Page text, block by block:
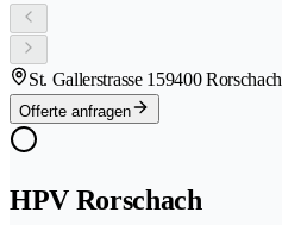
St. Gallerstrasse 159400 Rorschach
Offerte anfragen
HPV Rorschach